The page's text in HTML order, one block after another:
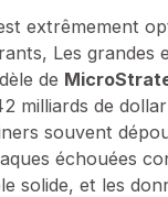
extrêmement
Les grandes
de
milliards de
souvent
échouées
solide, et les